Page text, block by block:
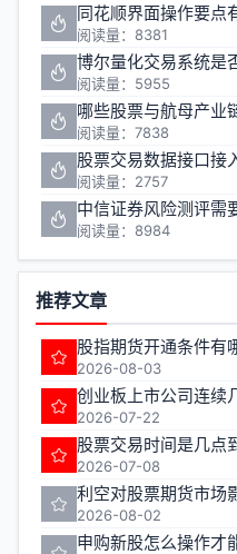
同花顺界面操作要点
阅读量：8381
博尔量化交易系统是
阅读量：5955
哪些股票与航母产业
阅读量：7838
股票交易数据接口接
阅读量：2757
中信证券风险测评需
阅读量：8984
推荐文章
2026-08-03
2026-07-22
股票交易时间是几点
2026-07-08
利空对股票期货市场
2026-08-02
申购新股怎么操作才